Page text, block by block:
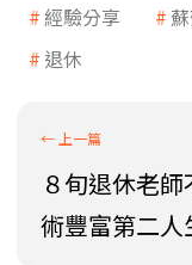
經驗分享
退休
８旬退休老
術豐富第二人